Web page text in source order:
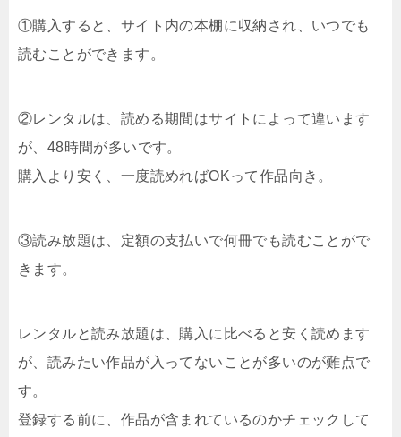
①購入すると、サイト内の本棚に収納され、いつでも
読むことができます。
②レンタルは、読める期間はサイトによって違います
が、48時間が多いです。
購入より安く、一度読めればOKって作品向き。
③読み放題は、定額の支払いで何冊でも読むことがで
きます。
レンタルと読み放題は、購入に比べると安く読めます
が、読みたい作品が入ってないことが多いのが難点で
す。
登録する前に、作品が含まれているのかチェックして